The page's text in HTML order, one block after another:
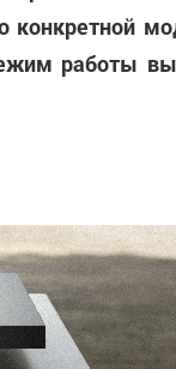
конкретной
работы